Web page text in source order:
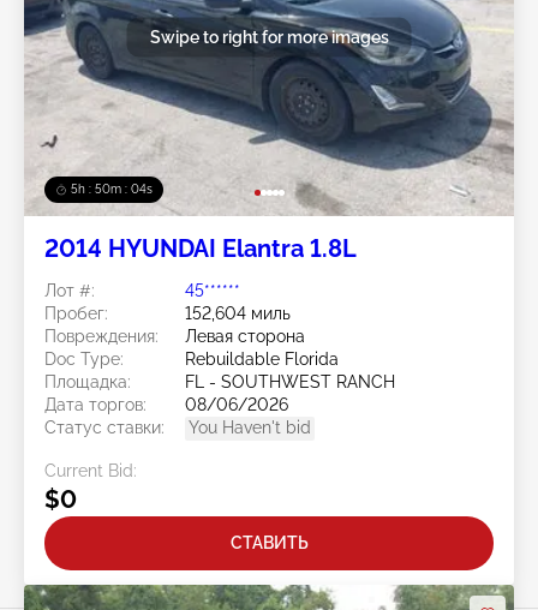
5h : 50m : 01s
Swipe to right for more images
2014 HYUNDAI Elantra 1.8L
Лот #:
45******
Пробег:
152,604 миль
Повреждения:
Левая сторона
Doc Type:
Rebuildable Florida
Площадка:
FL - SOUTHWEST RANCH
Дата торгов:
08/06/2026
Статус ставки:
You Haven't bid
Current Bid:
$0
СТАВИТЬ